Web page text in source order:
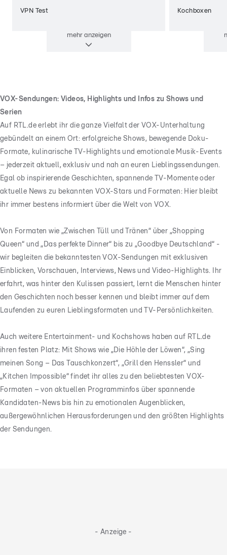
VPN Test
mehranzeigen
Kochboxen
VOX-Sendungen: Videos, Highlights und Infos zu Shows und
Serien
Auf RTL.de erlebt ihr die ganze Vielfalt der VOX-Unterhaltung
gebündelt an einem Ort: erfolgreiche Shows, bewegende Doku-
Formate, kulinarische TV-Highlights und emotionale Musik-Events
– jederzeit aktuell, exklusiv und nah an euren Lieblingssendungen.
Egal ob inspirierende Geschichten, spannende TV-Momente oder
aktuelle News zu bekannten VOX-Stars und Formaten: Hier bleibt
ihr immer bestens informiert über die Welt von VOX.
Von Formaten wie „Zwischen Tüll und Tränen“ über „Shopping
Queen“ und „Das perfekte Dinner“ bis zu „Goodbye Deutschland“ -
wir begleiten die bekanntesten VOX-Sendungen mit exklusiven
Einblicken, Vorschauen, Interviews, News und Video-Highlights. Ihr
erfahrt, was hinter den Kulissen passiert, lernt die Menschen hinter
den Geschichten noch besser kennen und bleibt immer auf dem
Laufenden zu euren Lieblingsformaten und TV-Persönlichkeiten.
Auch weitere Entertainment- und Kochshows haben auf RTL.de
ihren festen Platz: Mit Shows wie „Die Höhle der Löwen“, „Sing
meinen Song – Das Tauschkonzert“, „Grill den Henssler“ und
„Kitchen Impossible“ findet ihr alles zu den beliebtesten VOX-
Formaten – von aktuellen Programminfos über spannende
Kandidaten-News bis hin zu emotionalen Augenblicken,
außergewöhnlichen Herausforderungen und den größten Highlights
der Sendungen.
- Anzeige -